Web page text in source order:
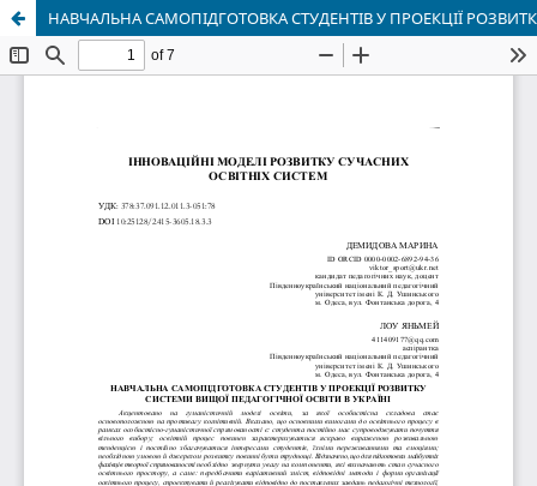
НАВЧАЛЬНА САМОПІДГОТОВКА СТУДЕНТІВ У ПРОЕКЦІЇ